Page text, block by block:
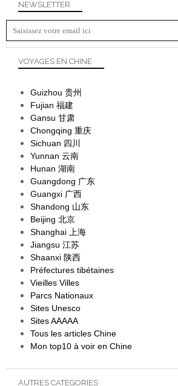
NEWSLETTER
VOYAGES EN CHINE
Guizhou 贵州
Fujian 福建
Gansu 甘肃
Chongqing 重庆
Sichuan 四川
Yunnan 云南
Hunan 湖南
Guangdong 广东
Guangxi 广西
Shandong 山东
Beijing 北京
Shanghai 上海
Jiangsu 江苏
Shaanxi 陕西
Préfectures tibétaines
Vieilles Villes
Parcs Nationaux
Sites Unesco
Sites AAAAA
Tous les articles Chine
Mon top10 à voir en Chine
AUTRES CATEGORIES